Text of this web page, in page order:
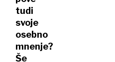
tudi
svoje
osebno
mnenje?
Še